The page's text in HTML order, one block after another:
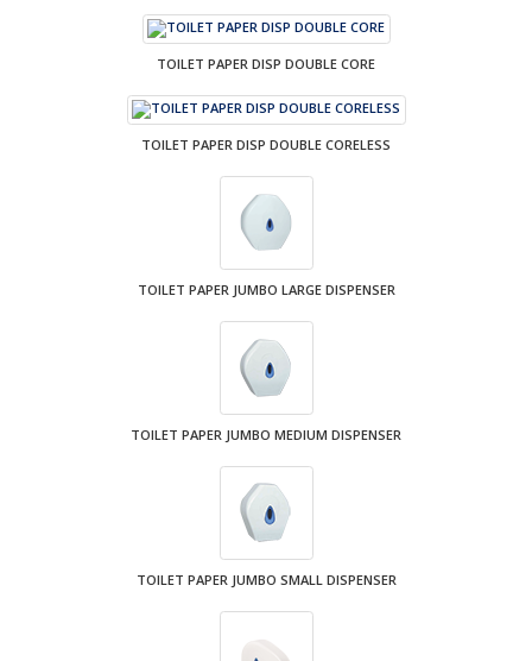
TOILET PAPER DISP DOUBLE CORE
TOILET PAPER DISP DOUBLE CORELESS
TOILET PAPER JUMBO LARGE DISPENSER
TOILET PAPER JUMBO MEDIUM DISPENSER
TOILET PAPER JUMBO SMALL DISPENSER